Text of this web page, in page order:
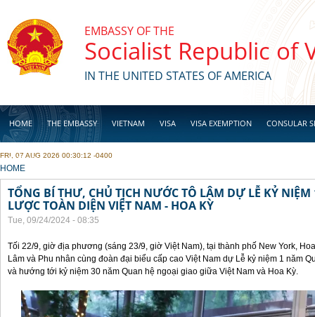
EMBASSY OF THE
Socialist Republic of
IN THE UNITED STATES OF AMERICA
HOME THE EMBASSY VIETNAM VISA VISA EXEMPTION CONSULAR
BUSINESS
FRI, 07 AUG 2026 00:30:12 -0400
YOU ARE HERE
HOME
TỔNG BÍ THƯ, CHỦ TỊCH NƯỚC TÔ LÂM DỰ LỄ KỶ
LƯỢC TOÀN DIỆN VIỆT NAM - HOA KỲ
Tue, 09/24/2024 - 08:35
Tối 22/9, giờ địa phương (sáng 23/9, giờ Việt Nam), tại thành phố New York,
Lâm và Phu nhân cùng đoàn đại biểu cấp cao Việt Nam dự Lễ kỷ niệm 1 năm
và hướng tới kỷ niệm 30 năm Quan hệ ngoại giao giữa Việt Nam và Hoa Kỳ.